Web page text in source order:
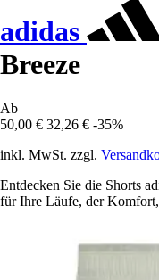
adidas
Breeze
Ab
50,00 € 32,26 € -35%
inkl. MwSt. zzgl.
Entdecken Sie die Shorts
für Ihre Läufe, der